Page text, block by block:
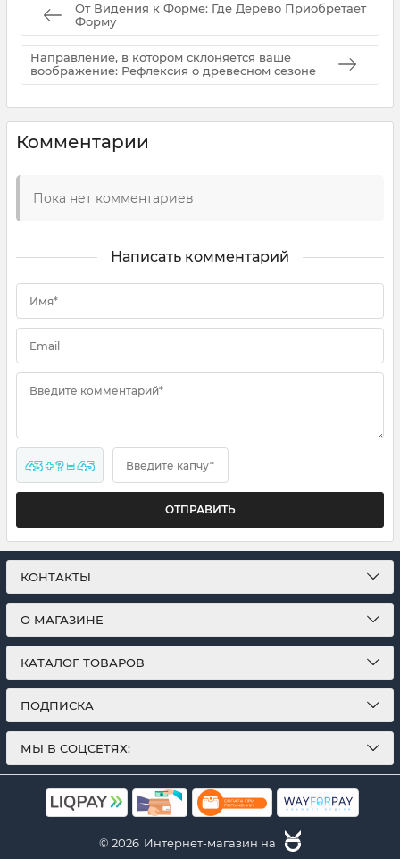
От Видения к Форме: Где Дерево Приобретает
Форму
Направление, в котором склоняется ваше
воображение: Рефлексия о древесном сезоне
Комментарии
Пока нет комментариев
Написать комментарий
Имя*
Email
Введите комментарий*
43 + ? = 45 Введите капчу*
ОТПРАВИТЬ
КОНТАКТЫ
О МАГАЗИНЕ
КАТАЛОГ ТОВАРОВ
ПОДПИСКА
МЫ В СОЦСЕТЯХ:
© 2026 Интернет-магазин на